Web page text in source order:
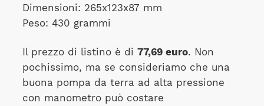
Dimensioni: 265x123x87 mm
Peso: 430 grammi
Il prezzo di listino è di 77,69 euro. Non
pochissimo, ma se consideriamo che una
buona pompa da terra ad alta pressione
con manometro può costare